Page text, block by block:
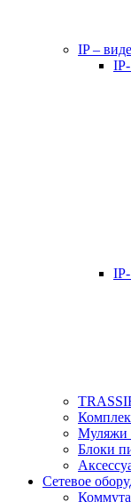
IP –
Муляжи
Блоки
Сетевое